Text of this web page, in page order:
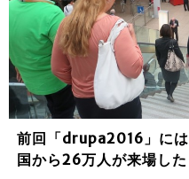
前回「drupa2016」に
国から26万人が来場した